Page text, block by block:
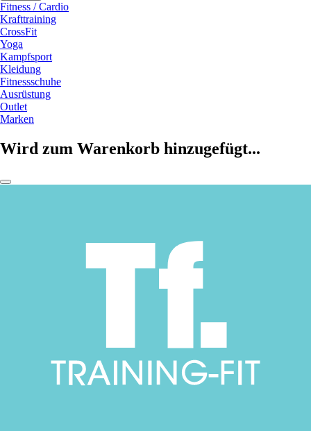
Fitness / Cardio
Krafttraining
CrossFit
Yoga
Kampfsport
Kleidung
Fitnessschuhe
Ausrüstung
Outlet
Marken
Wird zum Warenkorb hinzugefügt...